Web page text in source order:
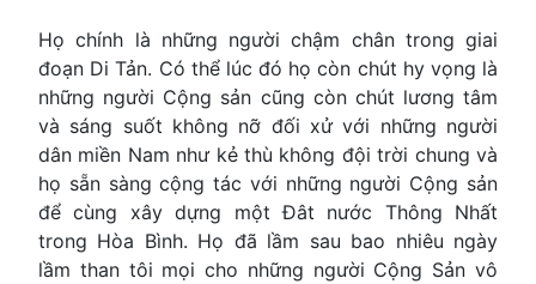
Họ chính là những người chậm chân trong giai
đoạn Di Tản. Có thể lúc đó họ còn chút hy vọng là
những người Cộng sản cũng còn chút lương tâm
và sáng suốt không nỡ đối xử với những người
dân miền Nam như kẻ thù không đội trời chung và
họ sẵn sàng cộng tác với những người Cộng sản
để cùng xây dựng một Đât nước Thông Nhất
trong Hòa Bình. Họ đã lầm sau bao nhiêu ngày
lầm than tôi mọi cho những người Cộng Sản vô